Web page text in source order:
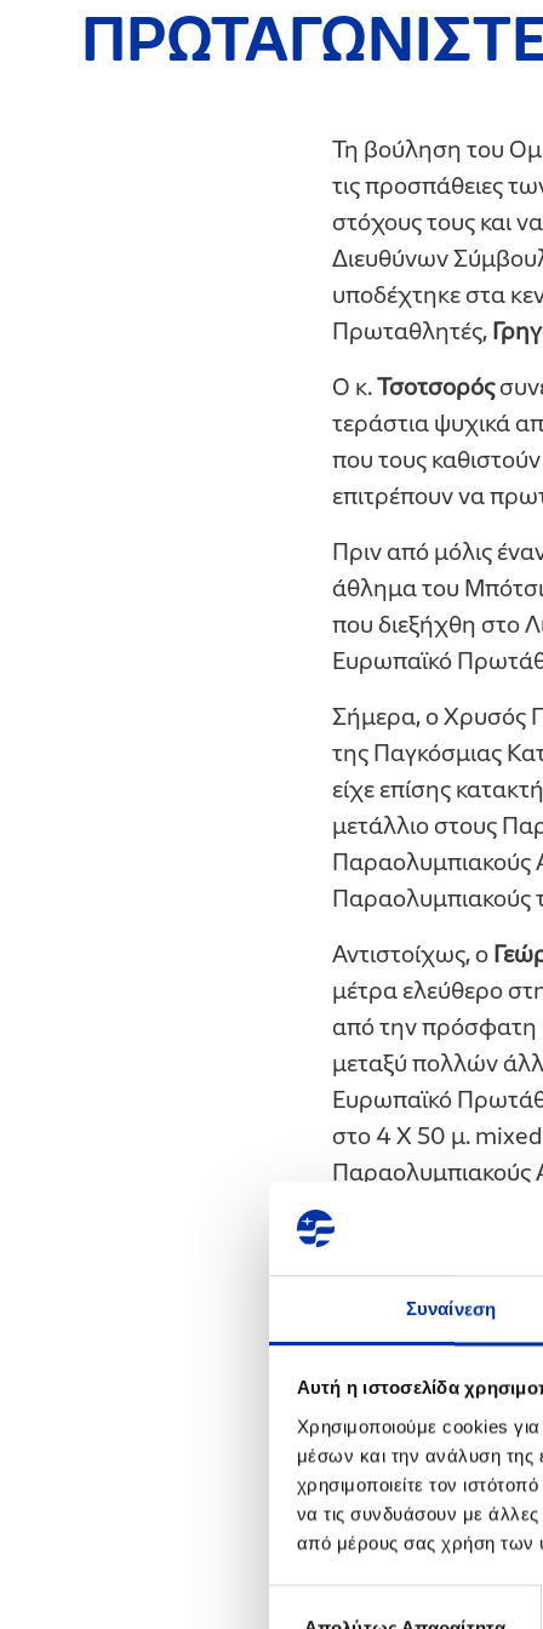
Συναίνεση
Αυτή η ιστοσελίδα
Χρησιμοποιούμε cookies
μέσων και την ανάλυση της
χρησιμοποιείτε τον
να τις συνδυάσουν με
από μέρους σας χρήση των
Τη βούληση του
τις προσπάθειες
στόχους τους και
Διευθύνων
υποδέχτηκε στα
Πρωταθλητές,
Ο κ.Τσοτσορός
τεράστια ψυχικά
που τους
επιτρέπουν να
Πριν από μόλις
άθλημα του
που διεξήχθη στο
Ευρωπαϊκό
Σήμερα, ο Χρυσός
της Παγκόσμιας
είχε επίσης
μετάλλιο στους
Παραολυμπιακούς
Παραολυμπιακούς
Αντιστοίχως, ο
μέτρα ελεύθερο
από την πρόσφατη
μεταξύ πολλών
Ευρωπαϊκό
στο 4 X 50 μ.
Παραολυμπιακούς
Φιλοδοξία και των
διοργανώσεις που
Ο Όμιλος
καταβάλλουν οι
ανταπεξέλθουν
κυνηγήσουν τα
Ενδεικτικά, από
Στήριξε
(Άρση Βαρών),